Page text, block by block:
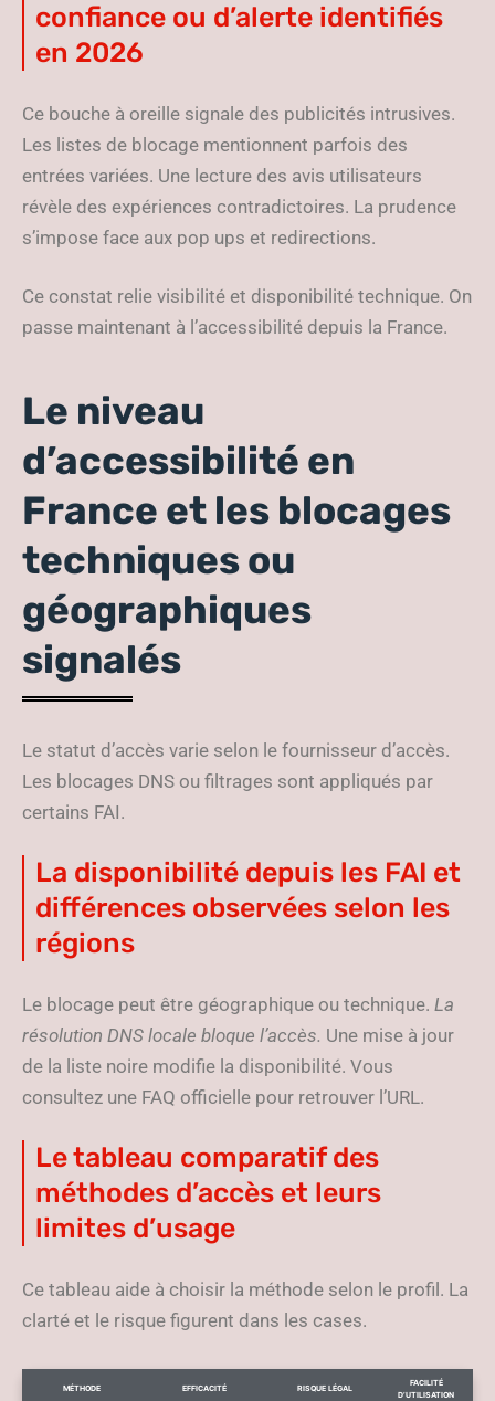
confiance ou d’alerte identifiés
en 2026
Ce bouche à oreille signale des publicités intrusives.
Les listes de blocage mentionnent parfois des
entrées variées. Une lecture des avis utilisateurs
révèle des expériences contradictoires. La prudence
s’impose face aux pop ups et redirections.
Ce constat relie visibilité et disponibilité technique. On
passe maintenant à l’accessibilité depuis la France.
Le niveau
d’accessibilité en
France et les blocages
techniques ou
géographiques
signalés
Le statut d’accès varie selon le fournisseur d’accès.
Les blocages DNS ou filtrages sont appliqués par
certains FAI.
La disponibilité depuis les FAI et
différences observées selon les
régions
Le blocage peut être géographique ou technique. La
résolution DNS locale bloque l’accès. Une mise à jour
de la liste noire modifie la disponibilité. Vous
consultez une FAQ officielle pour retrouver l’URL.
Le tableau comparatif des
méthodes d’accès et leurs
limites d’usage
Ce tableau aide à choisir la méthode selon le profil. La
clarté et le risque figurent dans les cases.
MÉTHODE EFFICACITÉ RISQUE LÉGAL
FACILITÉ
D’UTILISATION